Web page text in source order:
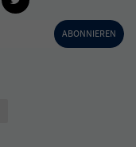
ABONNIEREN